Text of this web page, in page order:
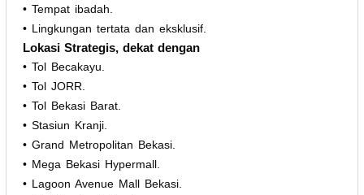
• Tempat ibadah.
• Lingkungan tertata dan eksklusif.
Lokasi Strategis, dekat dengan
• Tol Becakayu.
• Tol JORR.
• Tol Bekasi Barat.
• Stasiun Kranji.
• Grand Metropolitan Bekasi.
• Mega Bekasi Hypermall.
• Lagoon Avenue Mall Bekasi.